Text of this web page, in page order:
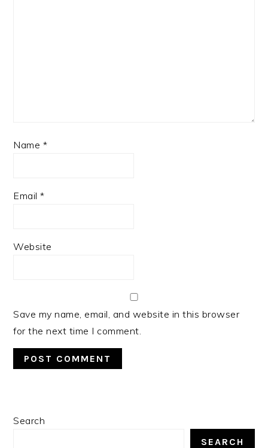
Name *
Email*
Website
Save my name, email, and website in this browser
for the next time I comment.
PRIMARY
Search
SEARCH